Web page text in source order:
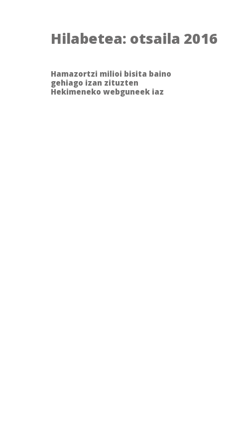
Hilabetea: otsaila 2016
Hamazortzi milioi bisita baino
gehiago izan zituzten
Hekimeneko webguneek iaz